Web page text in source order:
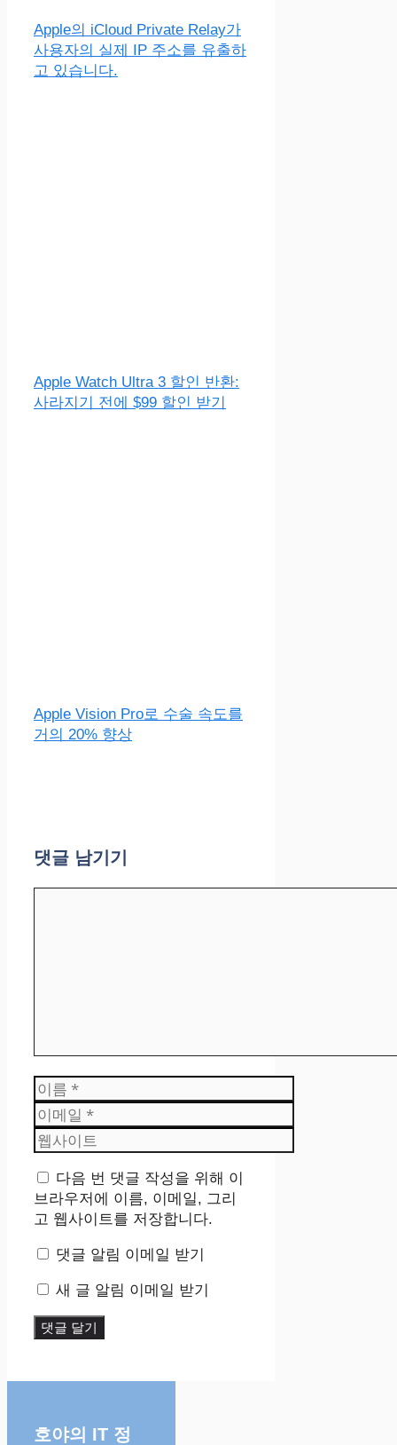
Apple의 iCloud Private Relay가
사용자의 실제 IP 주소를 유출하
고 있습니다.
Apple Watch Ultra 3 할인 반환:
사라지기 전에 $99 할인 받기
Apple Vision Pro로 수술 속도를
거의 20% 향상
댓글 남기기
이
름
이
메
일
웹
사
이
트
다음 번 댓글 작성을 위해 이
브라우저에 이름, 이메일, 그리
고 웹사이트를 저장합니다.
댓글 알림 이메일 받기
새 글 알림 이메일 받기
호야의 IT 정